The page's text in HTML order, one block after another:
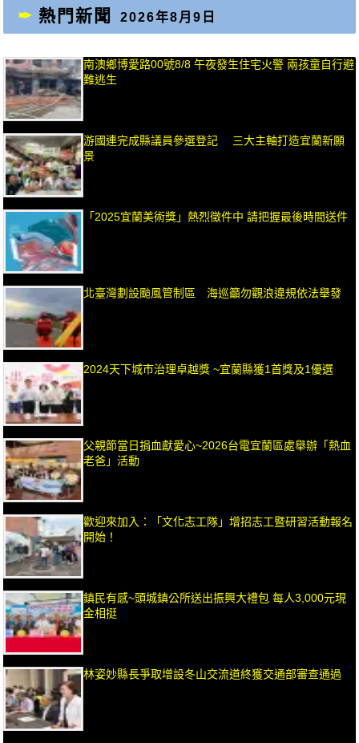
熱門新聞 2026年8月9日
南澳鄉博愛路00號8/8 午夜發生住宅火警 兩孩童自行避
難逃生
游國連完成縣議員參選登記 三大主軸打造宜蘭新願
景
「2025宜蘭美術獎」熱烈徵件中 請把握最後時間送件
北臺灣劃設颱風管制區 海巡籲勿觀浪違規依法舉發
2024天下城市治理卓越獎 ~宜蘭縣獲1首獎及1優選
父親節當日捐血獻愛心~2026台電宜蘭區處舉辦「熱血
老爸」活動
歡迎來加入：「文化志工隊」增招志工暨研習活動報名
開始！
鎮民有感~頭城鎮公所送出振興大禮包 每人3,000元現
金相挺
林姿妙縣長爭取增設冬山交流道終獲交通部審查通過